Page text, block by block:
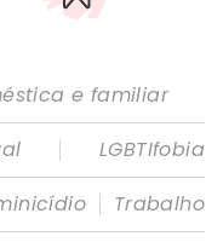
e familiar
|
LGBTIfobia
| Trabalho